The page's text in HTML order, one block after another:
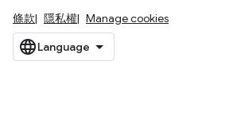
條款 隱私權 Manage cookies